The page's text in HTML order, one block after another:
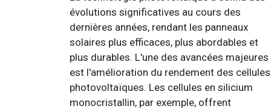
évolutions significatives au cours des
dernières années, rendant les panneaux
solaires plus efficaces, plus abordables et
plus durables. L'une des avancées majeures
est l'amélioration du rendement des cellules
photovoltaïques. Les cellules en silicium
monocristallin, par exemple, offrent